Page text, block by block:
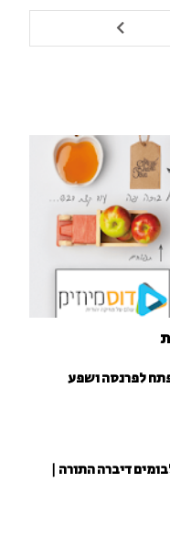
לפרנסה ושפע
דיברה התורה |